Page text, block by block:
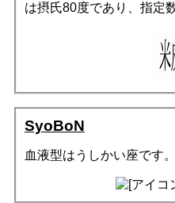
は摂氏80度であり、指定
SyoBoN
血液型はうしかい座です。